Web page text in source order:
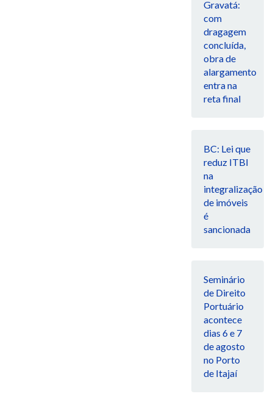
Gravatá:
com
dragagem
concluída,
obra de
alargamento
entra na
reta final
BC: Lei que
reduz ITBI
na
integralização
de imóveis
é
sancionada
Seminário
de Direito
Portuário
acontece
dias 6 e 7
de agosto
no Porto
de Itajaí